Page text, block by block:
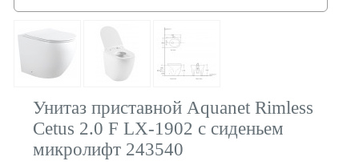
Унитаз приставной Aquanet Rimless
Cetus 2.0 F LX-1902 с сиденьем
микролифт 243540